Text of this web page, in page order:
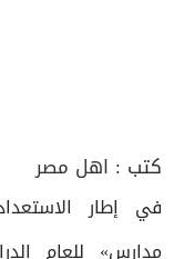
كتب : اهل مصر
في إطار